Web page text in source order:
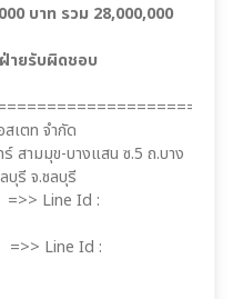
บาท รวม 28,000,000
ายรับผิดชอบ
เตท จำกัด
สามมุข-บางแสน ซ.5 ถ.บาง
บุรี จ.ชลบุรี
Line Id :
Line Id :